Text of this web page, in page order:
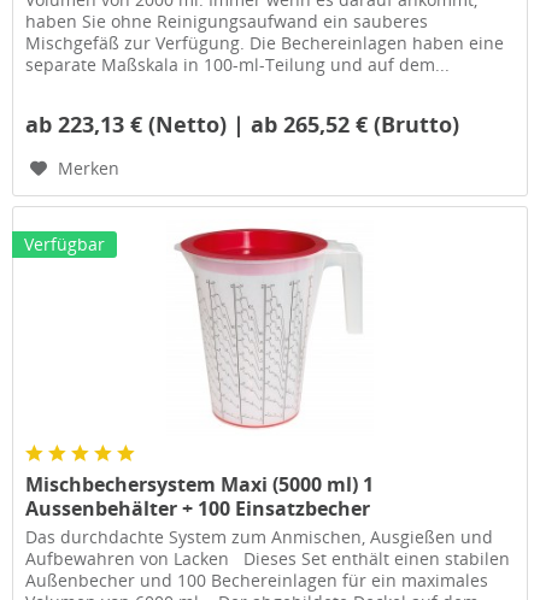
haben Sie ohne Reinigungsaufwand ein sauberes
Mischgefäß zur Verfügung. Die Bechereinlagen haben eine
separate Maßskala in 100-ml-Teilung und auf dem...
ab 223,13 € (Netto) | ab 265,52 € (Brutto)
Merken
Verfügbar
Mischbechersystem Maxi (5000 ml) 1
Aussenbehälter + 100 Einsatzbecher
Das durchdachte System zum Anmischen, Ausgießen und
Aufbewahren von Lacken Dieses Set enthält einen stabilen
Außenbecher und 100 Bechereinlagen für ein maximales